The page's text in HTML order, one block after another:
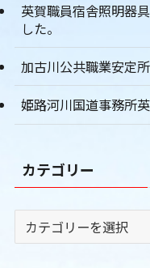
英賀職員宿舎照明器
した。
加古川公共職業安定
姫路河川国道事務所
カテゴリー
テ